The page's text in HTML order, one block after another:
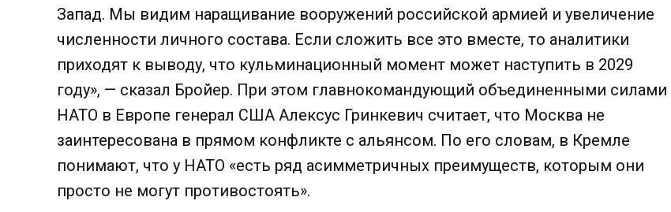
Запад. Мы видим наращивание вооружений российской армией и увеличение
численности личного состава. Если сложить все это вместе, то аналитики
приходят к выводу, что кульминационный момент может наступить в 2029
году», — сказал Бройер. При этом главнокомандующий объединенными силами
НАТО в Европе генерал США Алексус Гринкевич считает, что Москва не
заинтересована в прямом конфликте с альянсом. По его словам, в Кремле
понимают, что у НАТО «есть ряд асимметричных преимуществ, которым они
просто не могут противостоять».